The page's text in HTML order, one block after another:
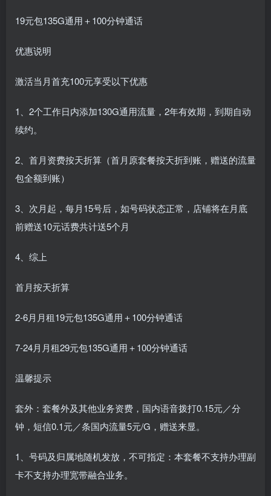
19元包135G通用＋100分钟通话
优惠说明
激活当月首充100元享受以下优惠
1、2个工作日内添加130G通用流量，2年有效期，到期自动
续约。
2、首月资费按天折算（首月原套餐按天折到账，赠送的流量
包全额到账）
3、次月起，每月15号后，如号码状态正常，店铺将在月底
前赠送10元话费共计送5个月
4、综上
首月按天折算
2-6月月租19元包135G通用＋100分钟通话
7-24月月租29元包135G通用＋100分钟通话
温馨提示
套外：套餐外及其他业务资费，国内语音拨打0.15元／分
钟，短信0.1元／条国内流量5元/G，赠送来显。
1、号码及归属地随机发放，不可指定：本套餐不支持办理副
卡不支持办理宽带融合业务。